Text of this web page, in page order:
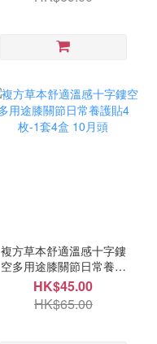
複方草本舒適溫感十字鏤
空多用途膝關節日常養護
貼4枚-1套4盒 10月頭
HK$45.00
HK$65.00